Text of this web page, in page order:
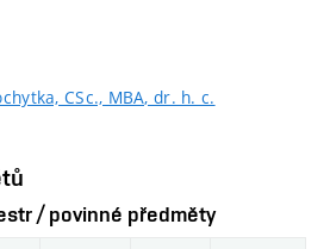
CSc., MBA, dr. h. c.
/ povinné předměty